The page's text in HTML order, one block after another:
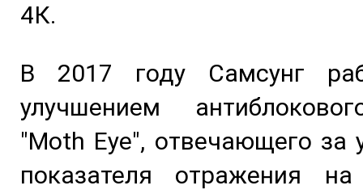
4К.
В 2017 году Самсунг
улучшением
"Moth Eye", отвечающего за
показателя отражения